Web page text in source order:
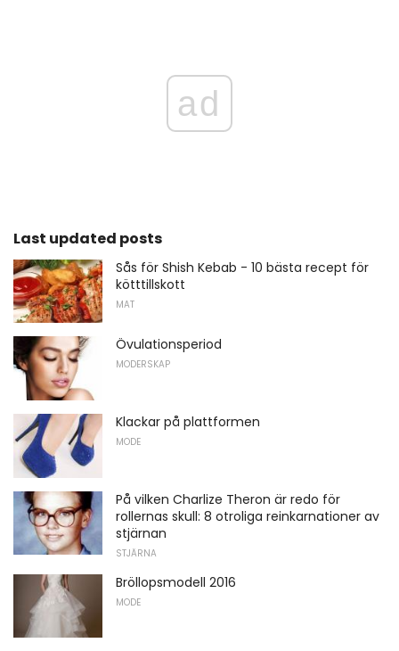
ad
Last updated posts
Sås för Shish Kebab - 10 bästa recept för
kötttillskott
MAT
Övulationsperiod
MODERSKAP
Klackar på plattformen
MODE
På vilken Charlize Theron är redo för
rollernas skull: 8 otroliga reinkarnationer av
stjärnan
STJÄRNA
Bröllopsmodell 2016
MODE